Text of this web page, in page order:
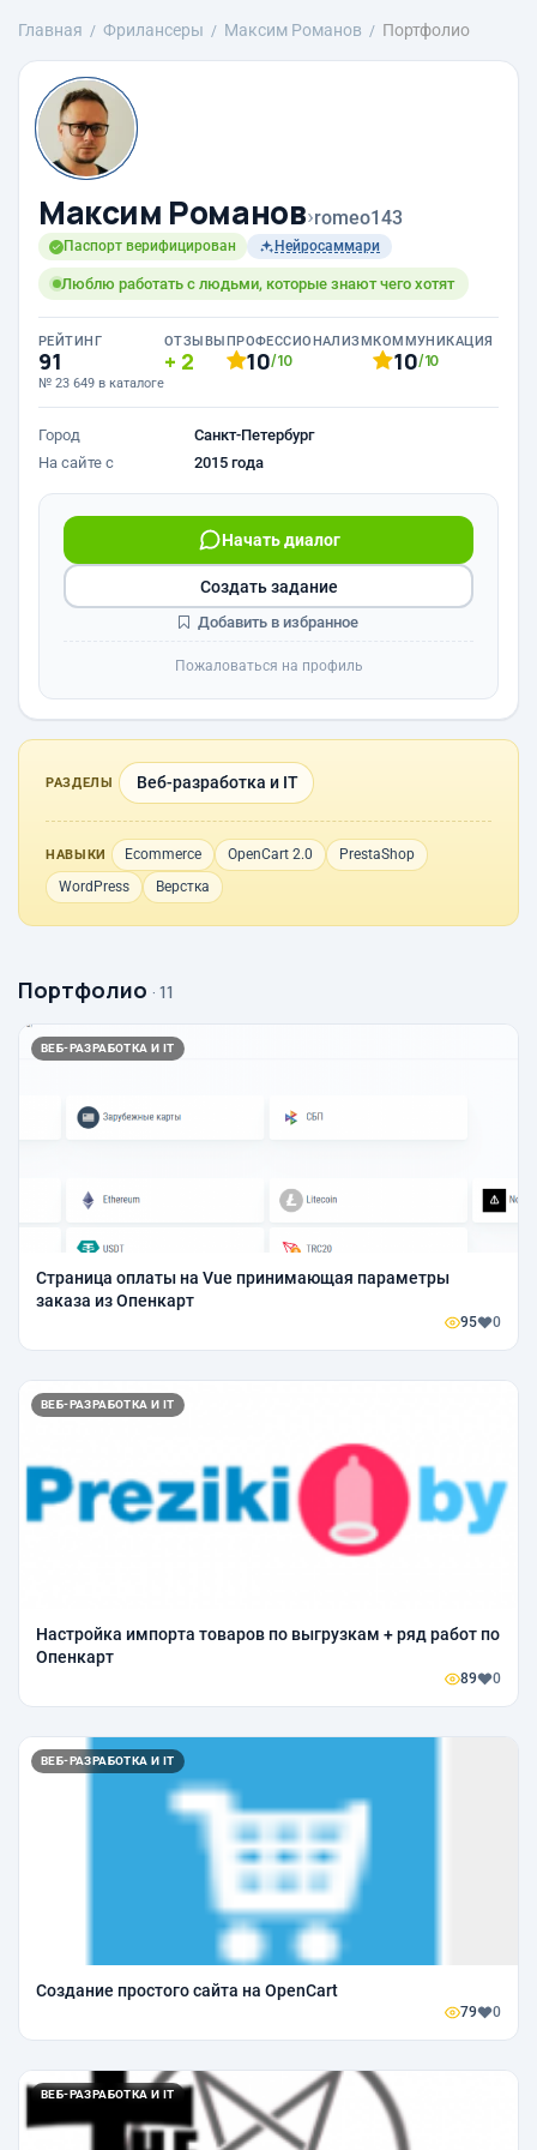
Главная Фрилансеры Максим Романов Портфолио
Максим Романов›romeo143
Паспорт верифицирован Нейросаммари
Люблю работать с людьми, которые знают чего хотят
РЕЙТИНГ
91
№ 23 649 в каталоге
ОТЗЫВЫ
2
ПРОФЕССИОНАЛИЗМ
10/10
КОММУНИКАЦИЯ
10/10
Город
Санкт-Петербург
На сайте с
2015 года
Начать диалог
Создать задание
Добавить в избранное
Пожаловаться на профиль
РАЗДЕЛЫ Веб-разработка и IT
НАВЫКИ Ecommerce OpenCart 2.0
PrestaShop
WordPress
Верстка
Портфолио · 11
ВЕБ-РАЗРАБОТКА И IT
Страница оплаты на Vue принимающая параметры
заказа из Опенкарт
95 0
ВЕБ-РАЗРАБОТКА И IT
Настройка импорта товаров по выгрузкам + ряд работ по
Опенкарт
89 0
ВЕБ-РАЗРАБОТКА И IT
Создание простого сайта на OpenCart
79 0
ВЕБ-РАЗРАБОТКА И IT